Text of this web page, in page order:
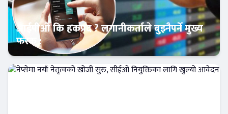
क्यापिटल मार्केट
आईपीओ कि हकप्रद ? लगानीकर्ताले बुझ्नैपर्ने मुख्य
फरक :